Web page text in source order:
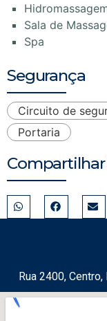
Sala de
Spa
Segurança
Circuito de
Portaria
Rua 2400,